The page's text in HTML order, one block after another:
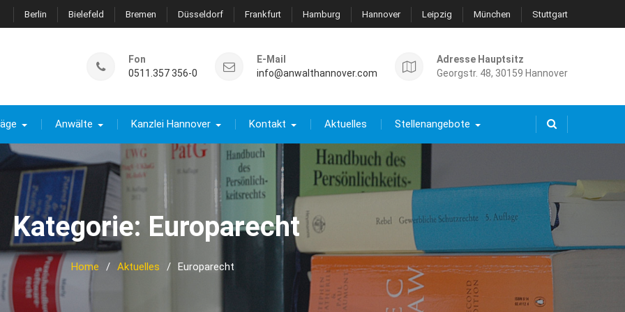
Berlin Bielefeld Bremen Düsseldorf Frankfurt Hamburg Hannover Leipzig München Stuttgart
Fon
0511.357 356-0
E-Mail
info@anwalthannover.com
Adresse Hauptsitz
Georgstr. 48, 30159 Hannover
Anwälte Kanzlei Hannover Kontakt Aktuelles Stellenangebote
Kategorie: Europarecht
Home Aktuelles Europarecht